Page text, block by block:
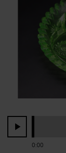
0:00